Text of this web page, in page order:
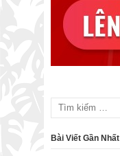
Bài Viết Gần Nhất